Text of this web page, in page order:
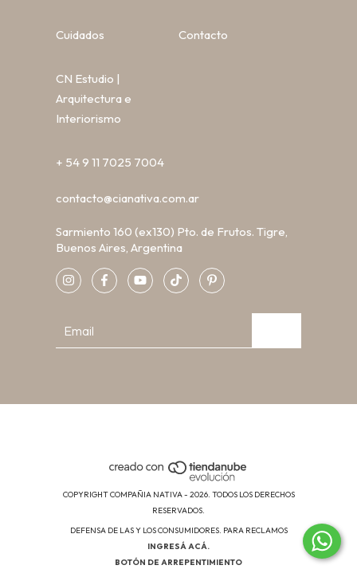
Cuidados Contacto
CN Estudio |
Arquitectura e
Interiorismo
+ 54 9 11 7025 7004
contacto@cianativa.com.ar
Sarmiento 160 (ex130) Pto. de Frutos. Tigre,
Buenos Aires, Argentina
COPYRIGHT COMPAÑIA NATIVA - 2026. TODOS LOS DERECHOS
RESERVADOS.
DEFENSA DE LAS Y LOS CONSUMIDORES. PARA RECLAMOS
INGRESÁ ACÁ.
BOTÓN DE ARREPENTIMIENTO